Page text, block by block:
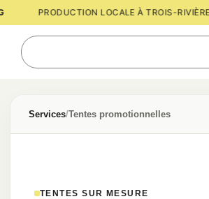
Aller
au
contenu
PRODUCTION LOCALE À TROIS-RIVIÈRES
Services/Tentes promotionnelles
TENTES SUR MESURE